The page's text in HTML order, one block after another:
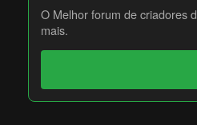
O Melhor forum de criadores
mais.